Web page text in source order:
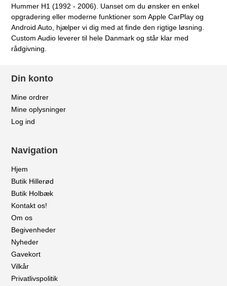
Hummer H1 (1992 - 2006). Uanset om du ønsker en enkel
opgradering eller moderne funktioner som Apple CarPlay og
Android Auto, hjælper vi dig med at finde den rigtige løsning.
Custom Audio leverer til hele Danmark og står klar med
rådgivning.
Din konto
Mine ordrer
Mine oplysninger
Log ind
Navigation
Hjem
Butik Hillerød
Butik Holbæk
Kontakt os!
Om os
Begivenheder
Nyheder
Gavekort
Vilkår
Privatlivspolitik